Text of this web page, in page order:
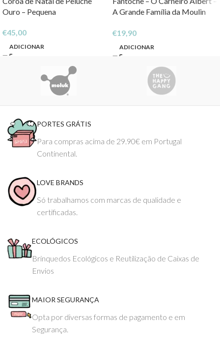
Ouro – Pequena
€45,00
ADICIONAR
A Grande Família da Moulin
€19,90
ADICIONAR
PORTES GRÁTIS
Para compras acima de 29.90€ em Portugal
Continental.
LOVE BRANDS
Só trabalhamos com marcas de qualidade e
certificadas.
ECOLÓGICOS
Brinquedos Ecológicos e Reutilização de Caixas de
Envios
MAIOR SEGURANÇA
Opta por diversas formas de pagamento e em
Segurança.